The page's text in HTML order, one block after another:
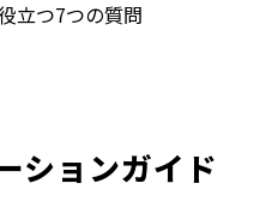
ションガイド
立つ7つの質問